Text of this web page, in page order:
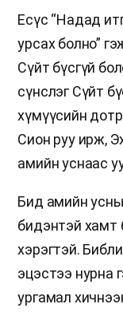
Есүс “Надад
урсах болно”
Сүйт бүсгүй
сүнслэг Сүйт
хүмүүсийн
Сион руу ирж,
амийн уснаас
Бид амийн
бидэнтэй хамт
хэрэгтэй.
эцэстээ нурна
ургамал